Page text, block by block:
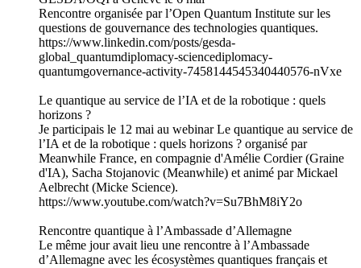
Rencontre organisée par l’Open Quantum Institute sur les
questions de gouvernance des technologies quantiques.
https://www.linkedin.com/posts/gesda-
global_quantumdiplomacy-sciencediplomacy-
quantumgovernance-activity-7458144545340440576-nVxe
Le quantique au service de l’IA et de la robotique : quels
horizons ?
Je participais le 12 mai au webinar Le quantique au service de
l’IA et de la robotique : quels horizons ? organisé par
Meanwhile France, en compagnie d'Amélie Cordier (Graine
d'IA), Sacha Stojanovic (Meanwhile) et animé par Mickael
Aelbrecht (Micke Science).
https://www.youtube.com/watch?v=Su7BhM8iY2o
Rencontre quantique à l’Ambassade d’Allemagne
Le même jour avait lieu une rencontre à l’Ambassade
d’Allemagne avec les écosystèmes quantiques français et